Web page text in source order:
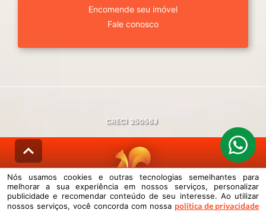
Encomende seu imóvel
Fale conosco
CRECI 25056J
© DESENVOLVIDO PELAAGIL.NET
Nós usamos cookies e outras tecnologias semelhantes para melhorar a
Nós usamos cookies e outras tecnologias semelhantes para
melhorar a sua experiência em nossos serviços, personalizar
publicidade e recomendar conteúdo de seu interesse. Ao utilizar
nossos serviços, você concorda com nossa política de privacidade